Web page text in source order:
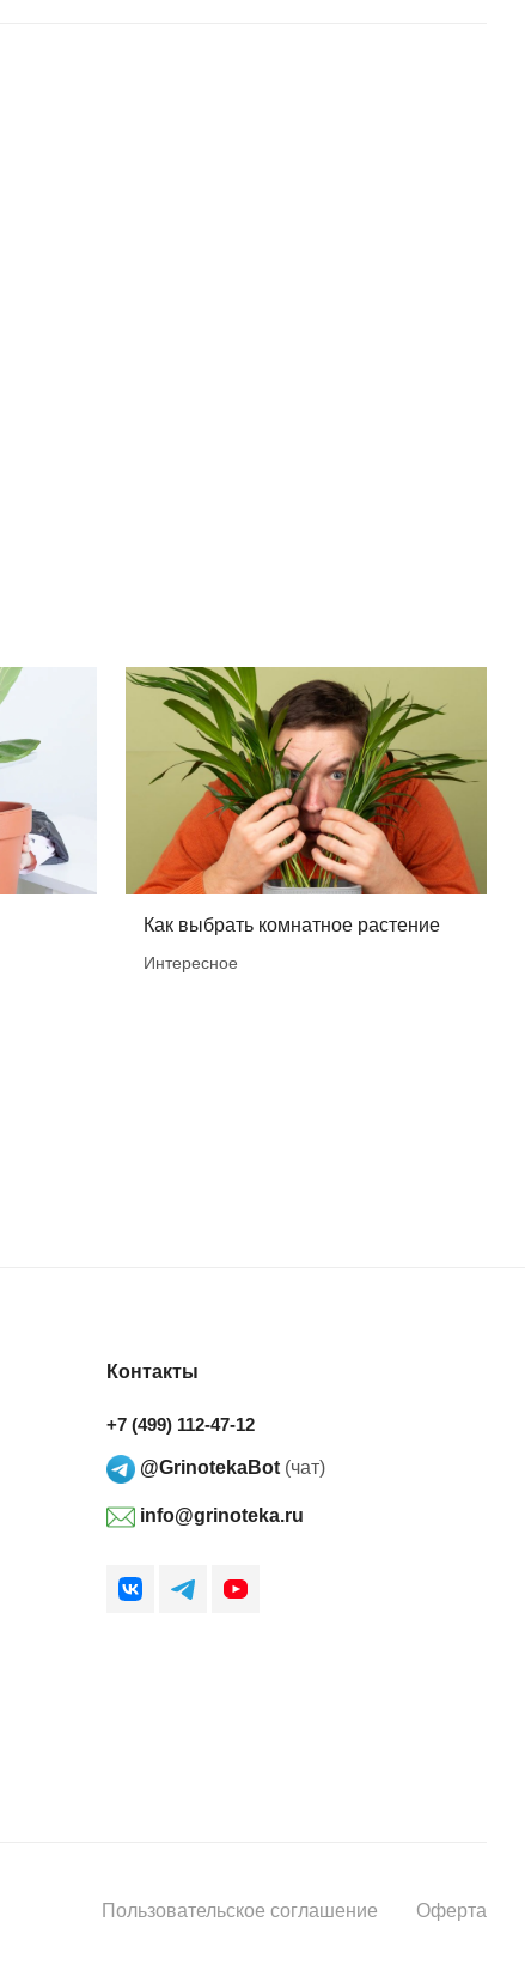
Как выбрать комнатное растение
Интересное
Контакты
+7 (499) 112-47-12
@GrinotekaBot (чат)
info@grinoteka.ru
Пользовательское соглашение Оферта